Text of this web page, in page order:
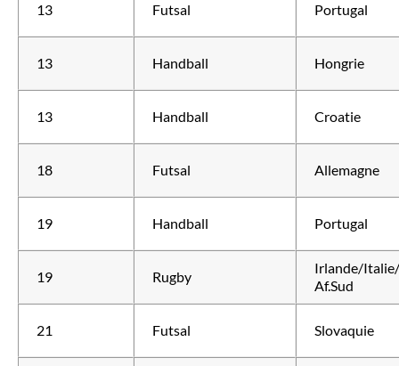
13 Futsal Portugal
13 Handball Hongrie
13 Handball Croatie
18 Futsal Allemagne
19 Handball Portugal
19 Rugby
Irlande/Italie/
Af.Sud
21 Futsal Slovaquie